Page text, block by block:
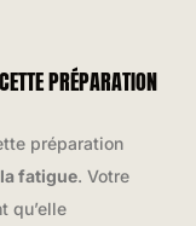
PRÉPARATION
préparation
fatigue. Votre
qu’elle